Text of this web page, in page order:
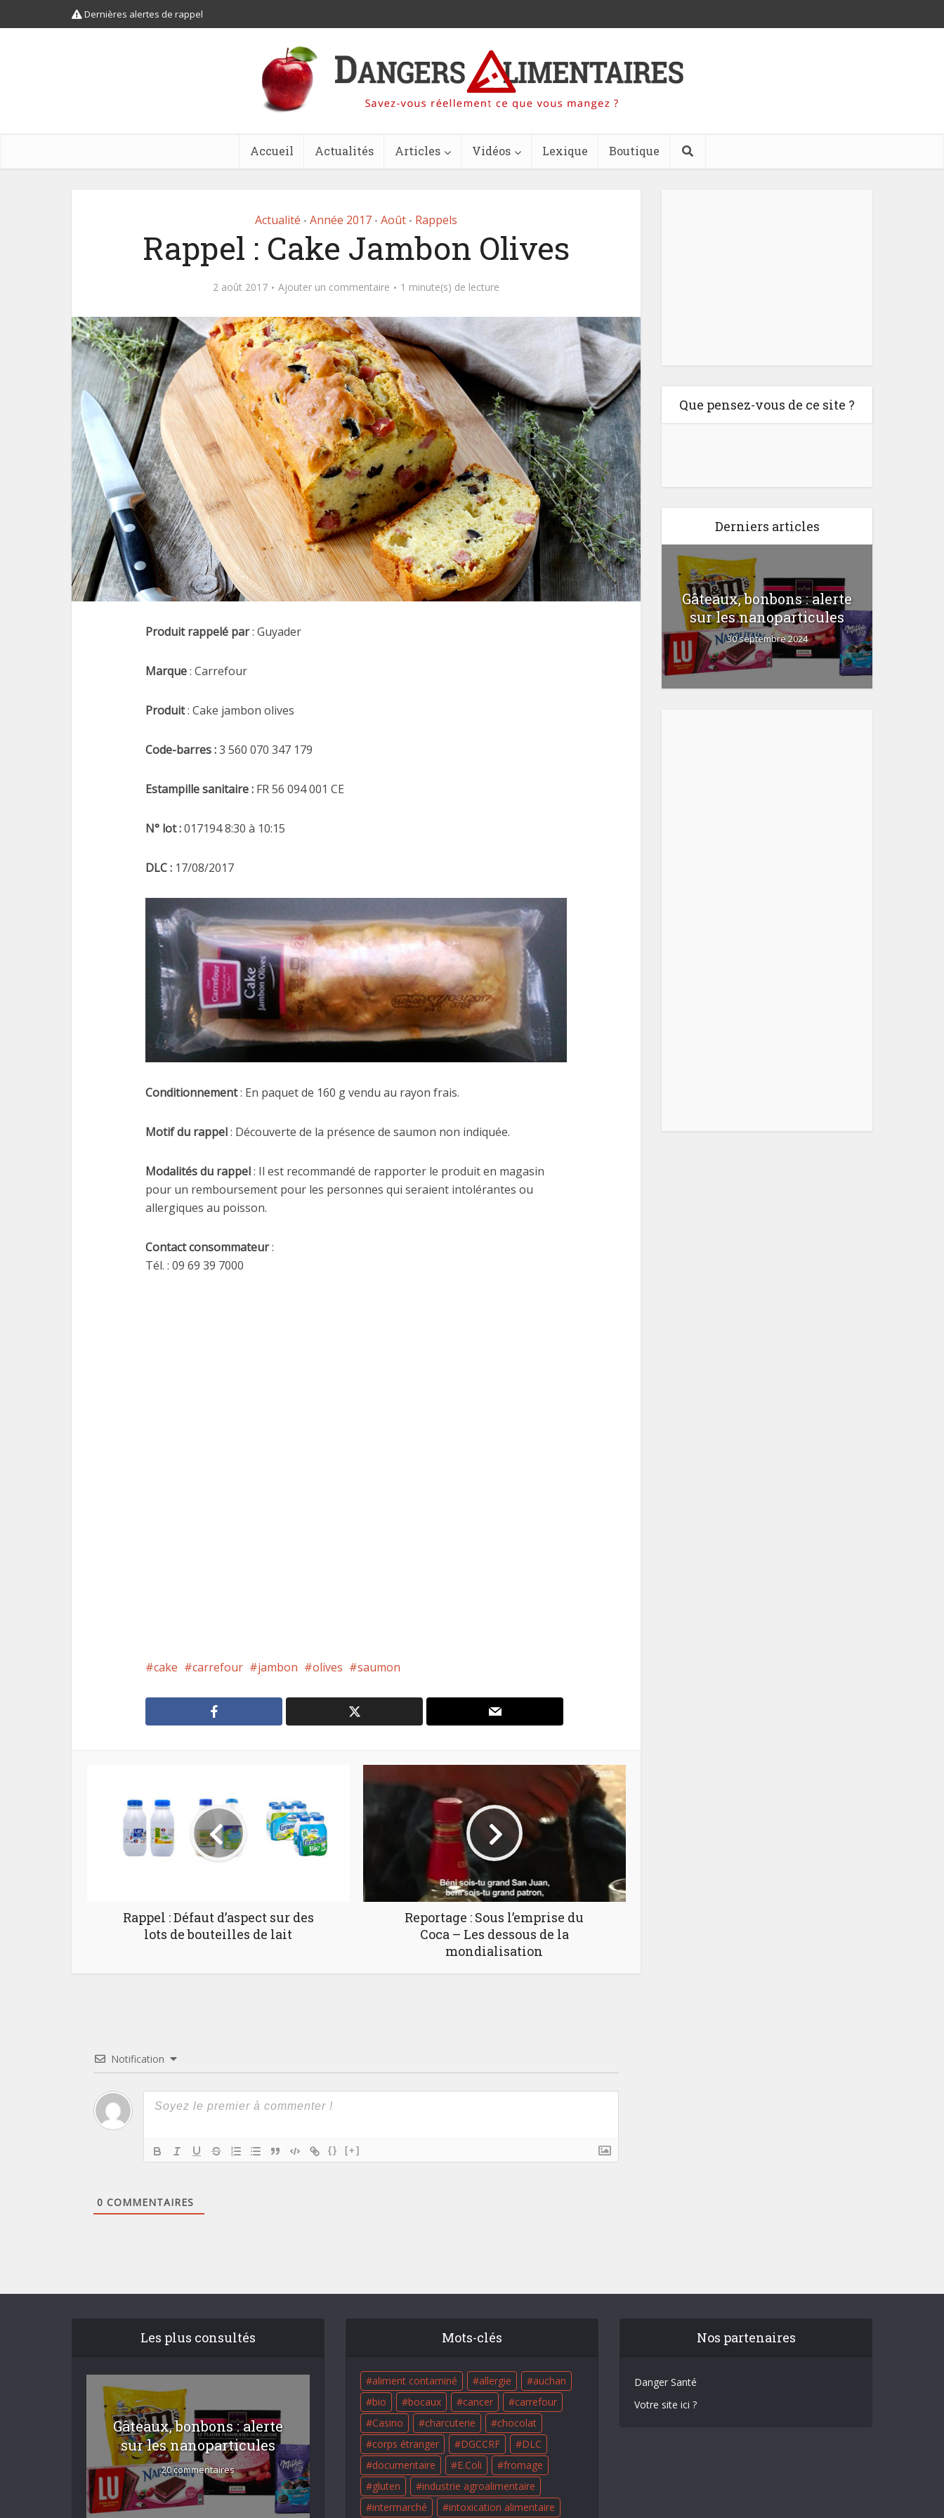
Dernières alertes de rappel
Accueil Actualités Articles Vidéos Lexique Boutique
Actualité • Année 2017 • Août • Rappels
Rappel : Cake Jambon Olives
2 août 2017 Ajouter un commentaire 1 minute(s) de lecture
Produit rappelé par: Guyader
Marque: Carrefour
Produit: Cake jambon olives
Code-barres:3 560 070 347 179
Estampille sanitaire: FR 56 094 001 CE
N° lot :017194 8:30 à 10:15
DLC : 17/08/2017
Conditionnement: En paquet de 160 g vendu au rayon frais.
Motif du rappel: Découverte de la présence de saumon non indiquée.
Modalités du rappel: Il est recommandé de rapporter le produit en magasin
pour un remboursement pour les personnes qui seraient intolérantes ou
allergiques au poisson.
Contact consommateur:
Tél. : 09 69 39 7000
cake carrefour jambon olives saumon
Rappel : Défaut d’aspect sur des
lots de bouteilles de lait
Reportage : Sous l’emprise du
Coca – Les dessous de la
mondialisation
Notification
{} [+]
0 COMMENTAIRES
Que pensez-vous de ce site ?
Derniers articles
Le plastique, pas si
Comment manger
sainement pendant la
Gâteaux, bonbons : alerte
sur les nanoparticules
30 septembre 2024
Les plus consultés
Gâteaux, bonbons : alerte
sur les nanoparticules
20 commentaires
Mots-clés
aliment contaminé allergie
auchan
bio
bocaux cancer
carrefour
Casino
charcuterie
chocolat
corps étranger
DGCCRF
DLC
documentaire
E.Coli
fromage
gluten
industrie agroalimentaire
intermarché
intoxication alimentaire
Nos partenaires
Danger Santé
Votre site ici ?